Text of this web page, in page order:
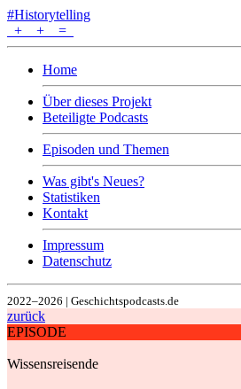
#Historytelling
+
+ =
Home
Über dieses Projekt
Beteiligte Podcasts
Episoden und Themen
Was gibt's Neues?
Statistiken
Kontakt
Impressum
Datenschutz
2022–2026 | Geschichtspodcasts.de
zurück
EPISODE
Wissensreisende